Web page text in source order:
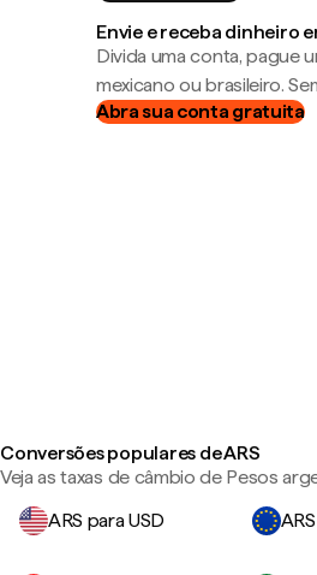
Envie e receba dinheiro
Divida uma conta, pague
mexicano ou brasileiro.
Abra sua conta gratuita
Conversões populares de ARS
Veja as taxas de câmbio de Pesos
ARS para USD